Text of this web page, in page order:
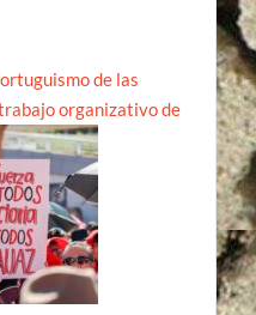
de las
organizativo de